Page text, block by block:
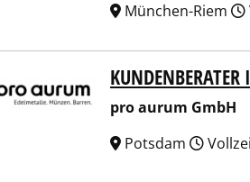
München-Riem
pro aurum GmbH
pro aurum GmbH
Potsdam